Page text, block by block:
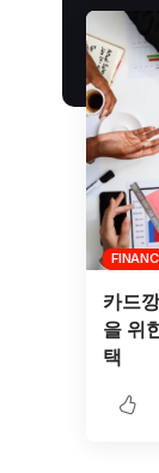
카드
을 위
택